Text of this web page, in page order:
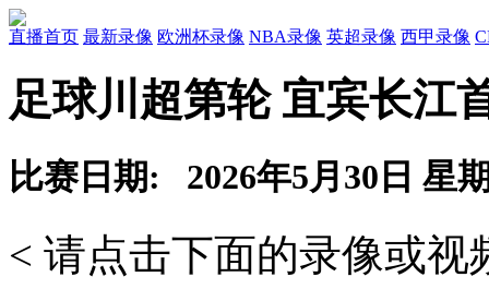
直播首页 最新录像 欧洲杯录像 NBA录像 英超录像 西甲录像
足球川超第轮 宜宾长江
比赛日期: 2026年5月30日 星
< 请点击下面的录像或